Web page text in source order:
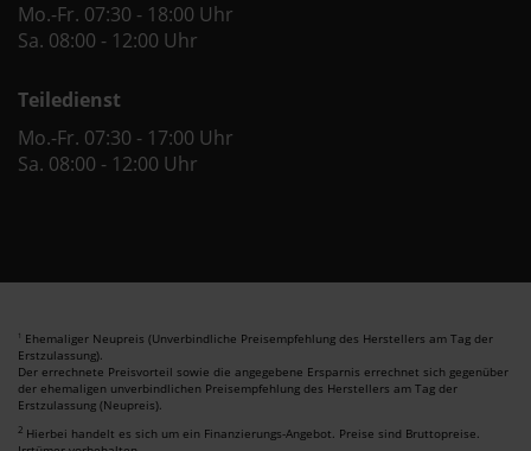
Mo.-Fr. 07:30 - 18:00 Uhr
Sa. 08:00 - 12:00 Uhr
Teiledienst
Mo.-Fr. 07:30 - 17:00 Uhr
Sa. 08:00 - 12:00 Uhr
1 Ehemaliger Neupreis (Unverbindliche Preisempfehlung des Herstellers am Tag der
Erstzulassung).
Der errechnete Preisvorteil sowie die angegebene Ersparnis errechnet sich gegenüber
der ehemaligen unverbindlichen Preisempfehlung des Herstellers am Tag der
Erstzulassung (Neupreis).
2 Hierbei handelt es sich um ein Finanzierungs-Angebot. Preise sind Bruttopreise.